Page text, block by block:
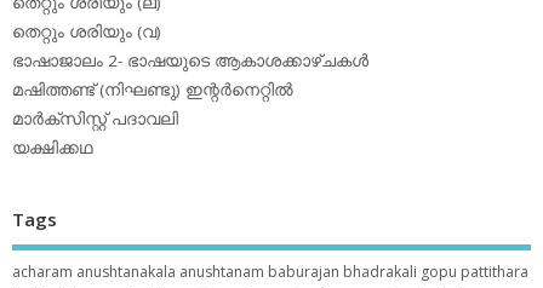
തെറ്റും ശരിയും (വ)
ഭാഷാജാലം 2- ഭാഷയുടെ ആകാശക്കാഴ്ചകള്‍
മഷിത്തണ്ട് (നിഘണ്ടു) ഇന്റര്‍നെറ്റില്‍
മാര്‍ക്‌സിസ്റ്റ് പദാവലി
യക്ഷിക്കഥ
Tags
acharam anushtanakala anushtanam baburajan bhadrakali gopu pattithara